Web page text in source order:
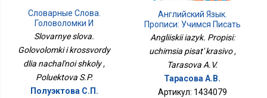
Словарные Слова.
Головоломки И
Кроссворды Для
Начальной Школы
Slovarnye slova.
Golovolomki i krossvordy
dlia nachal'noi shkoly ,
Poluektova S.P.
Полуэктова С.П.
Английский Язык.
Прописи: Учимся Писать
Красиво
Angliiskii iazyk. Propisi:
uchimsia pisat' krasivo ,
Tarasova A.V.
Тарасова А.В.
Артикул: 1434079